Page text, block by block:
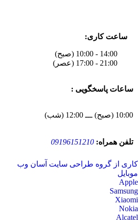
ساعت کاری:
ساعات پاسخگویی :
10:00 (صبح) ـــ 12:00 (شب)
تلفن همراه: 09196151210
کاری از گروه طراحی سایت آسان وب
موبایل
Apple
Samsung
Xiaomi
Nokia
Alcatel